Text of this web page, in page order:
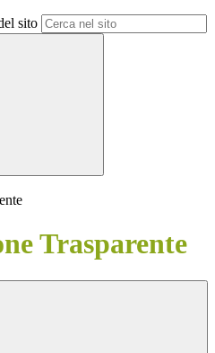
sito
Trasparente